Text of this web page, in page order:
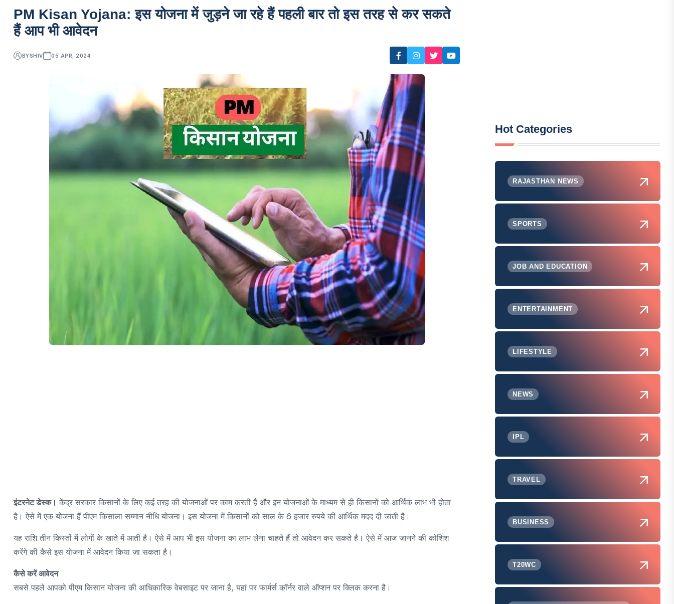
PM Kisan Yojana: इस योजना में जुड़ने जा रहे हैं पहली बार तो इस तरह से कर सकते
हैं आप भी आवेदन
BYSHIV 05 APR, 2024
इंटरनेट डेस्क। केंद्र सरकार किसानों के लिए कई तरह की योजनाओं पर काम करती हैं और इन योजनाओं के माध्यम से ही किसानों को आर्थिक लाभ भी होता
है। ऐसे में एक योजना हैं पीएम किसाला सम्मान नीधि योजना। इस योजना में किसानों को साल के 6 हजार रुपये की आर्थिक मदद दी जाती है।
यह राशि तीन किस्तों में लोगों के खाते में आती है। ऐसे में आप भी इस योजना का लाभ लेना चाहते हैं तो आवेदन कर सकते है। ऐसे में आज जानने की कोशिश
करेंगे की कैसे इस योजना में आवेदन किया जा सकता है।
कैसे करें आवेदन
सबसे पहले आपको पीएम किसान योजना की आधिकारिक वेबसाइट पर जाना है, यहां पर फार्मर्स कॉर्नर वाले ऑप्शन पर क्लिक करना है।
Hot Categories
RAJASTHAN NEWS
SPORTS
JOB AND EDUCATION
ENTERTAINMENT
LIFESTYLE
NEWS
IPL
TRAVEL
BUSINESS
T20WC